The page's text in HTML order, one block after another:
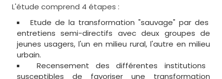
L'étude comprend 4 étapes :
Etude de la transformation "sauvage" par des
entretiens semi-directifs avec deux groupes de
jeunes usagers, l'un en milieu rural, l'autre en milieu
urbain.
Recensement des différentes institutions
susceptibles de favoriser une transformation